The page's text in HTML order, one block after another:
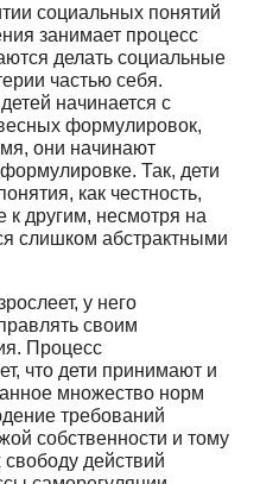
социальных понятий
занимает процесс
делать социальные
частью себя.
начинается с
формулировок,
они начинают
Так, дети
как честность,
к другим, несмотря на
слишком абстрактными
у него
своим
Процесс
что дети принимают и
множество норм
требований
собственности и тому
действий